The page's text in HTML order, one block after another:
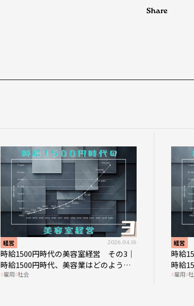
Share
経営 2026.04.16
時給1500円時代の美容室経営 その3｜
時給1500円時代、美容業はどのような
影響を受けるのか？
雇用 社会
経営
時給
時給
なのか
雇用